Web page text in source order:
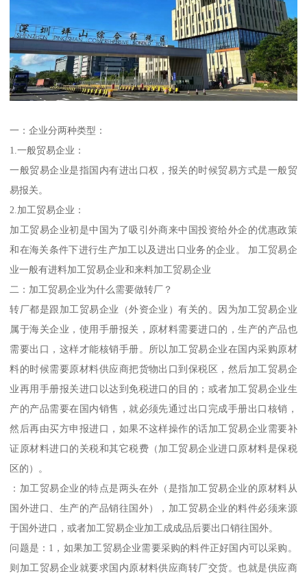
一：企业分两种类型：
1.一般贸易企业：
一般贸易企业是指国内有进出口权，报关的时候贸易方式是一般贸
易报关。
2.加工贸易企业：
加工贸易企业初是中国为了吸引外商来中国投资给外企的优惠政策
和在海关条件下进行生产加工以及进出口业务的企业。 加工贸易企
业一般有进料加工贸易企业和来料加工贸易企业
二：加工贸易企业为什么需要做转厂？
转厂都是跟加工贸易企业（外资企业）有关的。因为加工贸易企业
属于海关企业，使用手册报关，原材料需要进口的，生产的产品也
需要出口，这样才能核销手册。所以加工贸易企业在国内采购原材
料的时候需要原材料供应商把货物出口到保税区，然后加工贸易企
业再用手册报关进口以达到免税进口的目的；或者加工贸易企业生
产的产品需要在国内销售，就必须先通过出口完成手册出口核销，
然后再由买方申报进口，如果不这样操作的话加工贸易企业需要补
证原材料进口的关税和其它税费（加工贸易企业进口原材料是保税
区的）。
：加工贸易企业的特点是两头在外（是指加工贸易企业的原材料从
国外进口、生产的产品销往国外），加工贸易企业的料件必须来源
于国外进口，或者加工贸易企业加工成成品后要出口销往国外。
问题是：1，如果加工贸易企业需要采购的料件正好国内可以采购。
则加工贸易企业就要求国内原材料供应商转厂交货。也就是供应商